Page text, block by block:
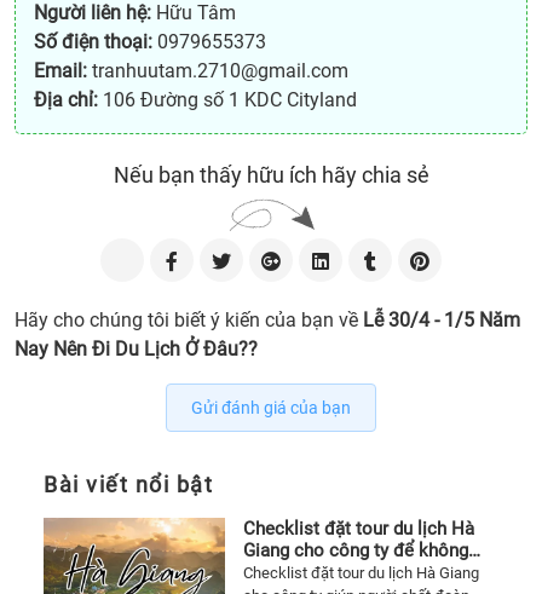
Người liên hệ: Hữu Tâm
Số điện thoại: 0979655373
Email: tranhuutam.2710@gmail.com
Địa chỉ: 106 Đường số 1 KDC Cityland
Nếu bạn thấy hữu ích hãy chia sẻ
Hãy cho chúng tôi biết ý kiến của bạn về Lễ 30/4 - 1/5 Năm
Nay Nên Đi Du Lịch Ở Đâu??
Gửi đánh giá của bạn
Bài viết nổi bật
Checklist đặt tour du lịch Hà
Giang cho công ty để không
phát sinh lúc chốt dịch vụ
Checklist đặt tour du lịch Hà Giang